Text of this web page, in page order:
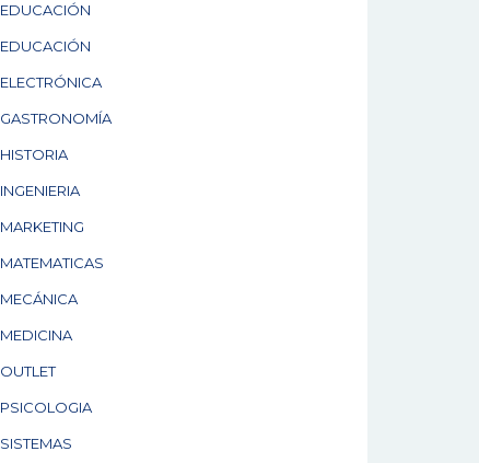
EDUCACIÓN
EDUCACIÓN
ELECTRÓNICA
GASTRONOMÍA
HISTORIA
INGENIERIA
MARKETING
MATEMATICAS
MECÁNICA
MEDICINA
OUTLET
PSICOLOGIA
SISTEMAS